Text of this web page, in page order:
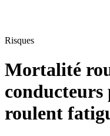
Risques
Mortalité
conducteurs
roulent